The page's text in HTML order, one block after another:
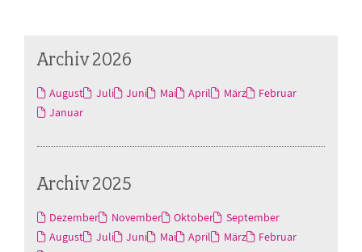
Archiv 2026
August Juli Juni Mai April März
Februar
Januar
Archiv 2025
Dezember November Oktober
September
August
Juli Juni Mai April März
Februar